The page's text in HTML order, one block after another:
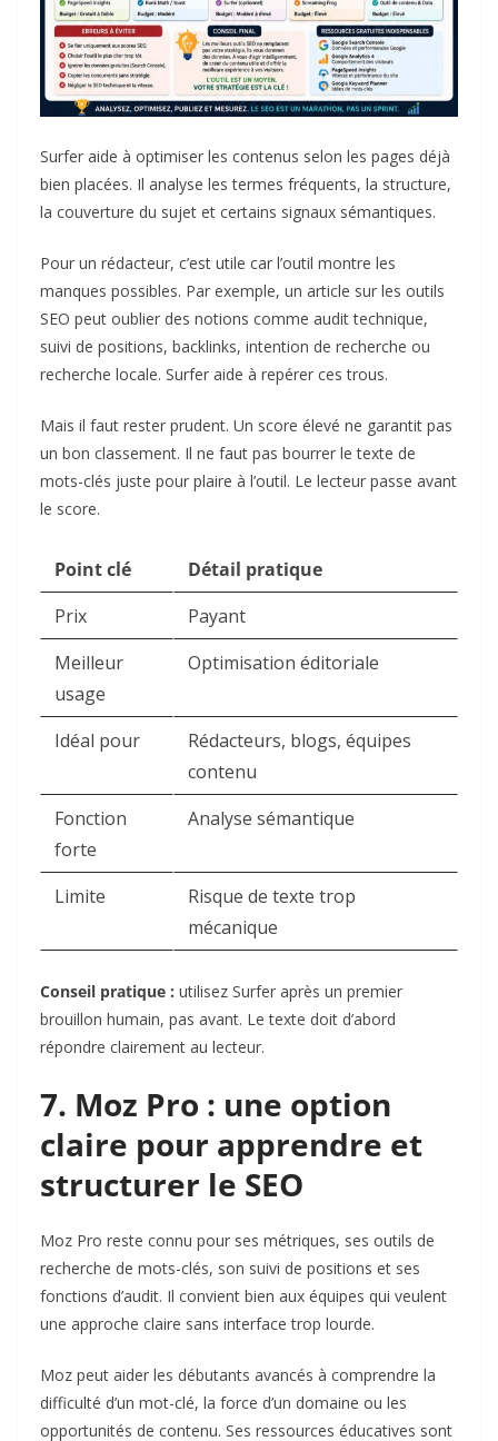
Surfer aide à optimiser les contenus selon les pages déjà
bien placées. Il analyse les termes fréquents, la structure,
la couverture du sujet et certains signaux sémantiques.
Pour un rédacteur, c’est utile car l’outil montre les
manques possibles. Par exemple, un article sur les outils
SEO peut oublier des notions comme audit technique,
suivi de positions, backlinks, intention de recherche ou
recherche locale. Surfer aide à repérer ces trous.
Mais il faut rester prudent. Un score élevé ne garantit pas
un bon classement. Il ne faut pas bourrer le texte de
mots-clés juste pour plaire à l’outil. Le lecteur passe avant
le score.
Point clé
Détail pratique
Prix
Payant
Meilleur
usage
Optimisation éditoriale
Idéal pour
Rédacteurs, blogs, équipes
contenu
Fonction
forte
Analyse sémantique
Limite
Risque de texte trop
mécanique
Conseil pratique : utilisez Surfer après un premier
brouillon humain, pas avant. Le texte doit d’abord
répondre clairement au lecteur.
7. Moz Pro : une option
claire pour apprendre et
structurer le SEO
Moz Pro reste connu pour ses métriques, ses outils de
recherche de mots-clés, son suivi de positions et ses
fonctions d’audit. Il convient bien aux équipes qui veulent
une approche claire sans interface trop lourde.
Moz peut aider les débutants avancés à comprendre la
difficulté d’un mot-clé, la force d’un domaine ou les
opportunités de contenu. Ses ressources éducatives sont